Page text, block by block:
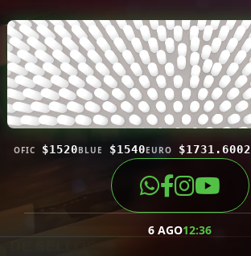
OFIC $1520BLUE $1540EURO $1731.6002
6 AGO12:36